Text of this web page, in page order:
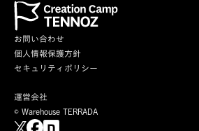
お問い合わせ
個人情報保護方針
セキュリティポリシー
運営会社
© Warehouse TERRADA